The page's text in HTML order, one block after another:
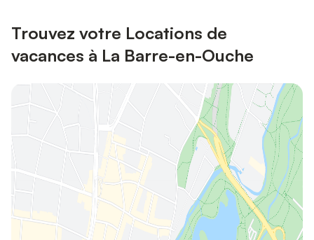
Trouvez votre Locations de
vacances à La Barre-en-Ouche